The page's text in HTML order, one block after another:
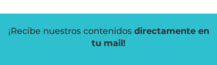
¡Recibe nuestros contenidos directamente en
tu mail!